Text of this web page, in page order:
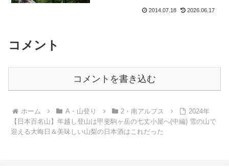
2014.07.18 2026.06.17
コメント
コメントを書き込む
ホーム A・山登り 2・南アルプス
2024年
【日本百名山】年越し登山は甲斐駒ヶ岳の七丈小屋へ(中編) 雪の山で
迎える大晦日＆美味しい山梨の日本酒はこれだった